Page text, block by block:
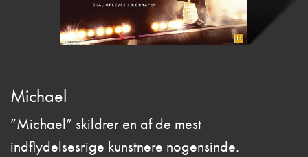
Michael
”Michael” skildrer en af de mest
indflydelsesrige kunstnere nogensinde.